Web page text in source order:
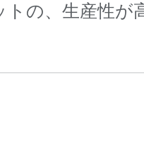
トの、生産性が